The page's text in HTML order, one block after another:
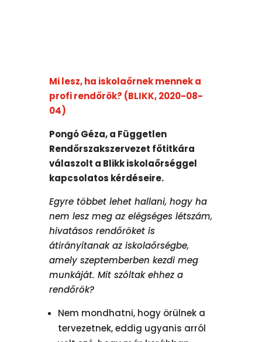
Mi lesz, ha iskolaőrnek mennek a
profi rendőrök? (BLIKK, 2020-08-
04)
Pongó Géza, a Független
Rendőrszakszervezet főtitkára
válaszolt a Blikk iskolaőrséggel
kapcsolatos kérdéseire.
Egyre többet lehet hallani, hogy ha
nem lesz meg az elégséges létszám,
hivatásos rendőröket is
átirányítanak az iskolaőrségbe,
amely szeptemberben kezdi meg
munkáját. Mit szóltak ehhez a
rendőrök?
Nem mondhatni, hogy örülnek a
tervezetnek, eddig ugyanis arról